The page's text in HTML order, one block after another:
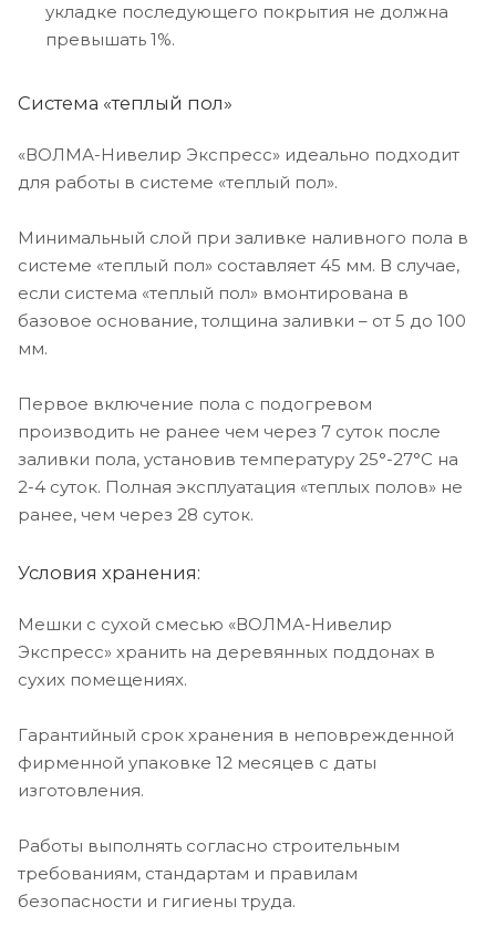
укладке последующего покрытия не должна
превышать 1%.
Система «теплый пол»
«ВОЛМА-Нивелир Экспресс» идеально подходит
для работы в системе «теплый пол».
Минимальный слой при заливке наливного пола в
системе «теплый пол» составляет 45 мм. В случае,
если система «теплый пол» вмонтирована в
базовое основание, толщина заливки – от 5 до 100
мм.
Первое включение пола с подогревом
производить не ранее чем через 7 суток после
заливки пола, установив температуру 25°-27°С на
2-4 суток. Полная эксплуатация «теплых полов» не
ранее, чем через 28 суток.
Условия хранения:
Мешки с сухой смесью «ВОЛМА-Нивелир
Экспресс» хранить на деревянных поддонах в
сухих помещениях.
Гарантийный срок хранения в неповрежденной
фирменной упаковке 12 месяцев с даты
изготовления.
Работы выполнять согласно строительным
требованиям, стандартам и правилам
безопасности и гигиены труда.